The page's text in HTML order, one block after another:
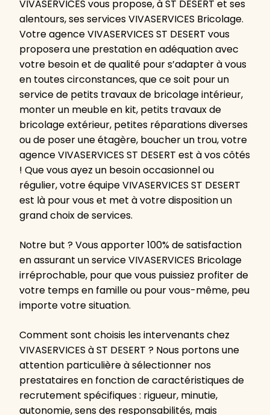
VIVASERVICES vous propose, à ST DESERT et ses
alentours, ses services VIVASERVICES Bricolage.
Votre agence VIVASERVICES ST DESERT vous
proposera une prestation en adéquation avec
votre besoin et de qualité pour s’adapter à vous
en toutes circonstances, que ce soit pour un
service de petits travaux de bricolage intérieur,
monter un meuble en kit, petits travaux de
bricolage extérieur, petites réparations diverses
ou de poser une étagère, boucher un trou, votre
agence VIVASERVICES ST DESERT est à vos côtés
! Que vous ayez un besoin occasionnel ou
régulier, votre équipe VIVASERVICES ST DESERT
est là pour vous et met à votre disposition un
grand choix de services.
Notre but ? Vous apporter 100% de satisfaction
en assurant un service VIVASERVICES Bricolage
irréprochable, pour que vous puissiez profiter de
votre temps en famille ou pour vous-même, peu
importe votre situation.
Comment sont choisis les intervenants chez
VIVASERVICES à ST DESERT ? Nous portons une
attention particulière à sélectionner nos
prestataires en fonction de caractéristiques de
recrutement spécifiques : rigueur, minutie,
autonomie, sens des responsabilités, mais